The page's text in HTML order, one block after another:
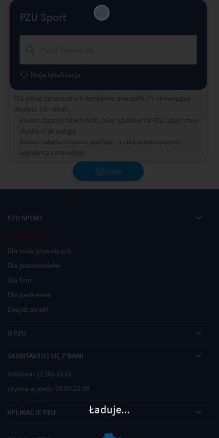
PZU Sport
Moja lokalizacja
Dla usług oznaczonych symbolem gwiazdki (*) obowiązuje
dopłata lub rabat.
Kwota dopłaty to wartość, jaką użytkownik PZU Sport musi
dopłacić za usługę.
Kwota rabatu oznacza wartość, o jaką pomniejszymy
regularną cenę usługi.
Lista
PZU SPORT
Kup PZU Sport
Dla osób prywatnych
Dla pracowników
Dla firm
Dla partnerów
Znajdź obiekt
O PZU
SKONTAKTUJ SIĘ Z NAMI
Infolinia: 22 505 15 62
czynna w godz. 07:00-22:00
APLIKACJE PZU Ładuje...